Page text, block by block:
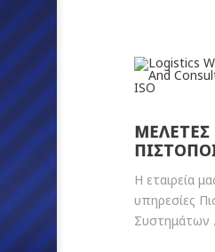
ΜΕΛΕΤΕΣ
Η εταιρεία
υπηρεσίες
Συστημάτων